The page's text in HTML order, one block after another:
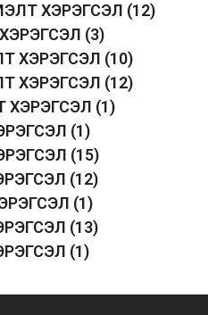
ХЭРЭГСЭЛ (12)
(3)
ХЭРЭГСЭЛ (10)
ХЭРЭГСЭЛ (12)
ХЭРЭГСЭЛ (1)
(1)
(15)
(12)
(1)
(13)
(1)